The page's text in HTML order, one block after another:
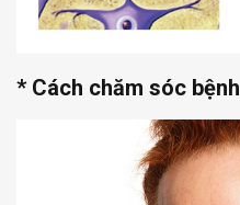
* Cách chăm sóc